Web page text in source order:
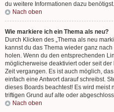
du weitere Informationen dazu benötigst.
Nach oben
Wie markiere ich ein Thema als neu?
Durch Klicken des „Thema als neu
kannst du das Thema wieder ganz
holen. Wenn du den entsprechenden
möglicherweise deaktiviert oder seit
Zeit vergangen. Es ist auch möglich,
einfach eine Antwort darauf schreibst.
dieses Boards beachtest! Es wird meist
triftigen Grund auf alte oder
Nach oben